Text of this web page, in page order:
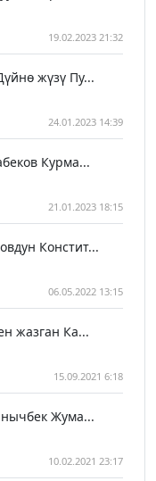
19.02.2023 21:32
жүзү Пу...
24.01.2023 14:39
Курма...
21.01.2023 18:15
Констит...
06.05.2022 13:15
жазган Ка...
15.09.2021 6:18
Жума...
10.02.2021 23:17